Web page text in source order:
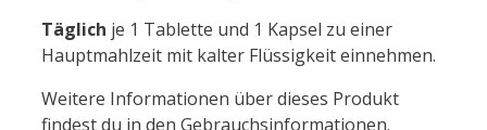
Täglich je 1 Tablette und 1 Kapsel zu einer
Hauptmahlzeit mit kalter Flüssigkeit einnehmen.
Weitere Informationen über dieses Produkt
findest du in den Gebrauchsinformationen.